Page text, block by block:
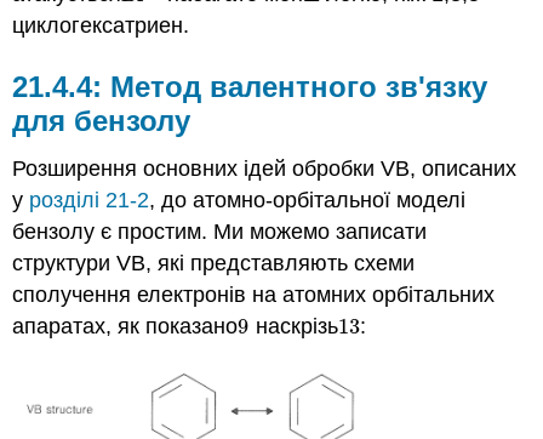
циклогексатриен.
Метод валентного зв'язку
для бензолу
Розширення основних ідей обробки VB, описаних
у розділі 21-2, до атомно-орбітальної моделі
бензолу є простим. Ми можемо записати
структури VB, які представляють схеми
сполучення електронів на атомних орбітальних
апаратах, як показано9
9 наскрізь13
13: